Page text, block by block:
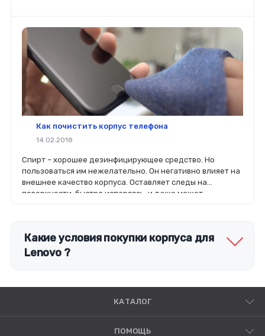
Как почистить корпус телефона
14.02.2018
Спирт – хорошее дезинфицирующее средство. Но
пользоваться им нежелательно. Он негативно влияет на
внешнее качество корпуса. Оставляет следы на
поверхности, быстро испаряясь, и даже может
Какие условия покупки корпуса для
Lenovo ?
КАТАЛОГ
ПОМОЩЬ